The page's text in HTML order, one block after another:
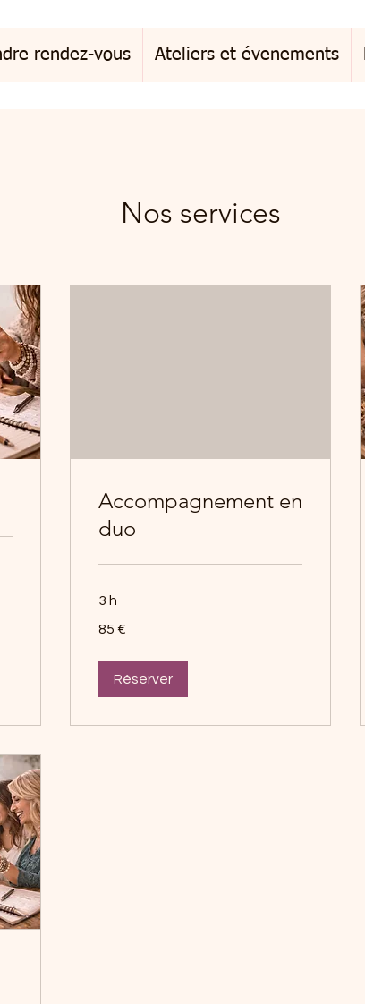
rendez-vous Ateliers et évenements
Nos services
Accompagnement en
duo
3 h
euros
85 €
Réserver